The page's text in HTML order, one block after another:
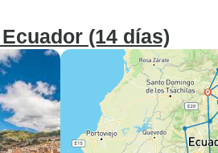
(14 días)